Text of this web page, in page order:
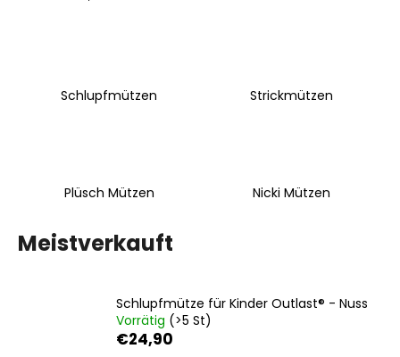
Schlupfmützen Strickmützen
Plüsch Mützen Nicki Mützen
Meistverkauft
Schlupfmütze für Kinder Outlast® - Nuss
Vorrätig (>5 St)
€24,90
e
r
e